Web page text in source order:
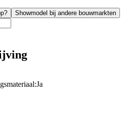
Showmodel bij andere bouwmarkten